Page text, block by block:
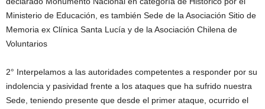
Ministerio de Educación, es también Sede de la Asociación Sitio de
Memoria ex Clínica Santa Lucía y de la Asociación Chilena de
Voluntarios
2° Interpelamos a las autoridades competentes a responder por su
indolencia y pasividad frente a los ataques que ha sufrido nuestra
Sede, teniendo presente que desde el primer ataque, ocurrido el